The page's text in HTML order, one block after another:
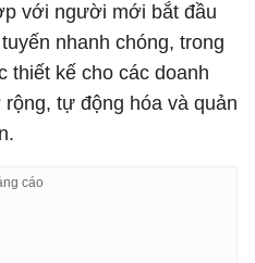
với người mới bắt đầu
nhanh chóng, trong
thiết kế cho các doanh
tự động hóa và quản